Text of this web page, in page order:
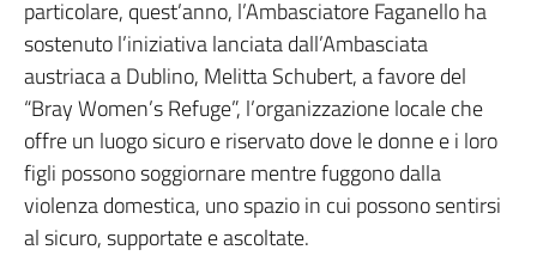
particolare, quest’anno, l’Ambasciatore Faganello ha
sostenuto l’iniziativa lanciata dall’Ambasciata
austriaca a Dublino, Melitta Schubert, a favore del
“Bray Women’s Refuge”, l’organizzazione locale che
offre un luogo sicuro e riservato dove le donne e i loro
figli possono soggiornare mentre fuggono dalla
violenza domestica, uno spazio in cui possono sentirsi
al sicuro, supportate e ascoltate.